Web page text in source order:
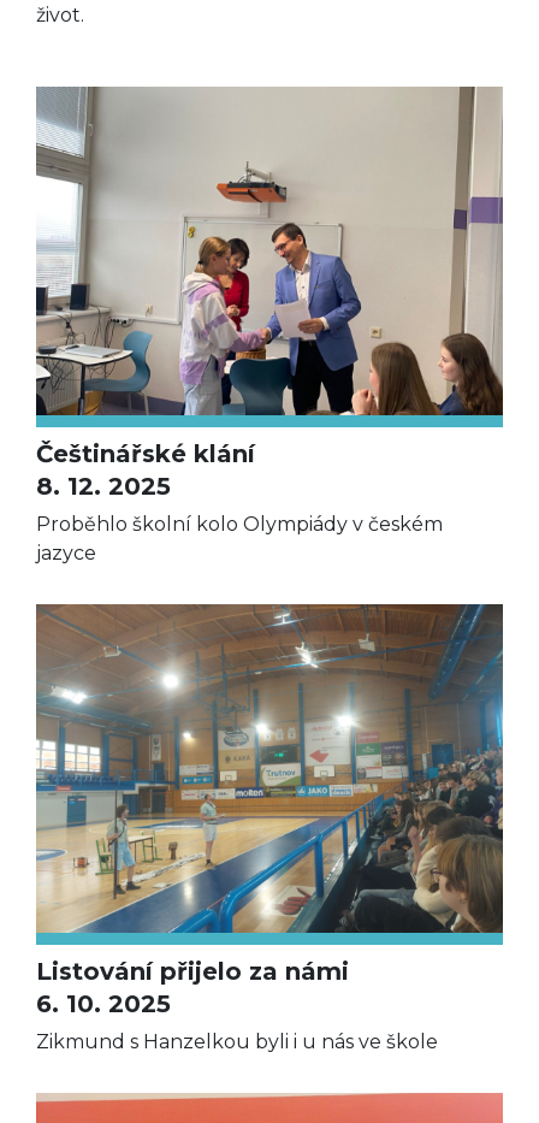
Češtinářské klání
8. 12. 2025
Proběhlo školní kolo Olympiády v českém
jazyce
Listování přijelo za námi
6. 10. 2025
Zikmund s Hanzelkou byli i u nás ve škole
život.